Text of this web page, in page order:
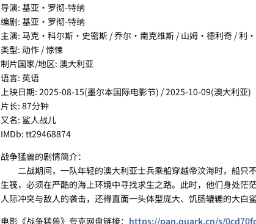
导演: 基亚·罗彻-特纳
编剧: 基亚·罗彻-特纳
主演: 马克·科尔斯·史密斯 / 乔尔·南克维斯 / 山姆·德利奇 / 利
类型: 动作 / 惊悚
制片国家/地区: 澳大利亚
语言: 英语
上映日期: 2025-08-15(墨尔本国际电影节) / 2025-10-09(澳大利亚)
片长: 87分钟
又名: 鲨人战儿
IMDb: tt29468874
战争猛兽的剧情简介：
二战期间，一队年轻的澳大利亚士兵乘船穿越帝汶海时，船只
生筏，必须在严酷的海上环境中寻找求生之路。此时，他们身处茫
人际冲突与敌人的袭击，还得直面一头体型庞大、饥肠辘辘的大白鲨
电影《战争猛兽》夸克网盘链接： https://pan.quark.cn/s/